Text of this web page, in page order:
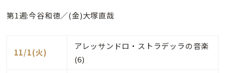
第1週:今谷和徳／(金)大塚直哉
11/1(火)
アレッサンドロ・ストラデッラの音楽
(6)